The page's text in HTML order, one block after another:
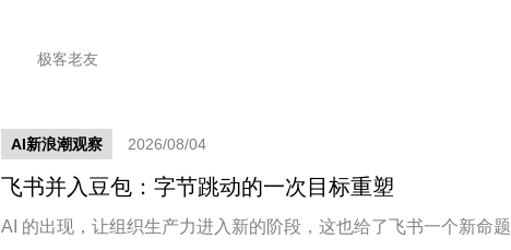
极客老友
AI新浪潮观察 2026/08/04
飞书并入豆包：字节跳动的一次目标重塑
AI 的出现，让组织生产力进入新的阶段，这也给了飞书一个新命题